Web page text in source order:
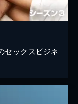
セックスビジネ